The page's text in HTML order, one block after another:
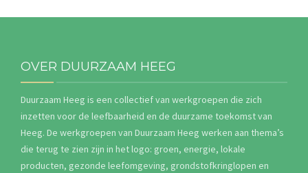
OVER DUURZAAM HEEG
Duurzaam Heeg is een collectief van werkgroepen die zich
inzetten voor de leefbaarheid en de duurzame toekomst van
Heeg. De werkgroepen van Duurzaam Heeg werken aan thema’s
die terug te zien zijn in het logo: groen, energie, lokale
producten, gezonde leefomgeving, grondstofkringlopen en